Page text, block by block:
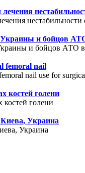
и бойцов АТО
и бойцов АТО в
femoral nail
nail use for
костей голени
голени
Украина
Украина